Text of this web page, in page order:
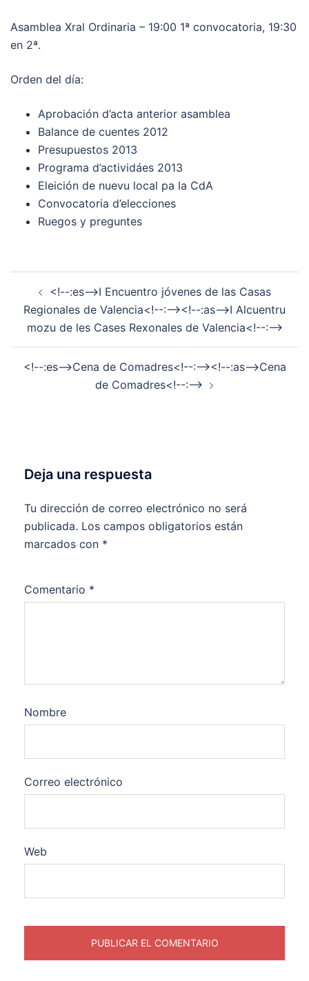
Asamblea Xral Ordinaria – 19:00 1ª convocatoria, 19:30
en 2ª.
Orden del día:
Aprobación d’acta anterior asamblea
Balance de cuentes 2012
Presupuestos 2013
Programa d’actividáes 2013
Eleición de nuevu local pa la CdA
Convocatoria d’elecciones
Ruegos y preguntes
entradas
<!--:es-->I Encuentro jóvenes de las Casas
Regionales de Valencia<!--:--><!--:as-->I Alcuentru
mozu de les Cases Rexonales de Valencia<!--:-->
<!--:es-->Cena de Comadres<!--:--><!--:as-->Cena
de Comadres<!--:-->
Deja una respuesta
Tu dirección de correo electrónico no será
publicada. Los campos obligatorios están
marcados con *
Comentario *
Nombre
Correo electrónico
Web